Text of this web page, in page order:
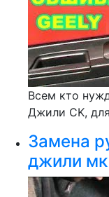
Всем кто
Джили CK,
Замена
джили мк